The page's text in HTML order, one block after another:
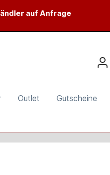
auf Anfrage
Outlet Gutscheine